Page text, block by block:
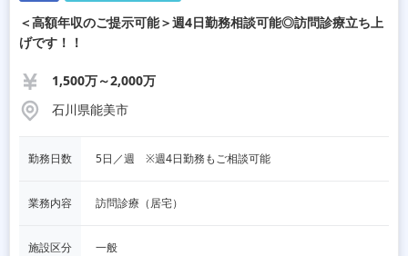
＜高額年収のご提示可能＞週4日勤務相談可能◎訪問診療立ち上
げです！！
1,500万～2,000万
石川県能美市
勤務日数 5日／週　※週4日勤務もご相談可能
業務内容 訪問診療（居宅）
施設区分 一般